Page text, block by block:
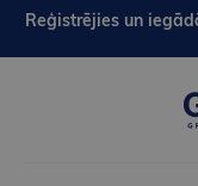
Reģistrējies un